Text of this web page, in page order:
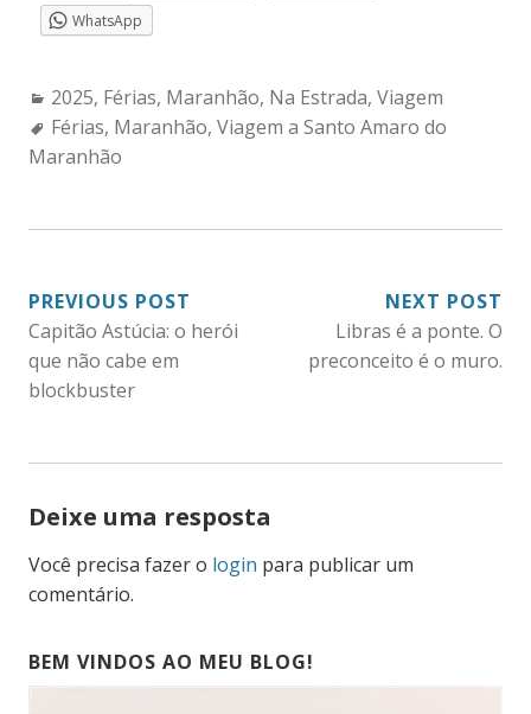
WhatsApp
Categories:
2025, Férias, Maranhão, Na Estrada, Viagem
Tags:
Férias, Maranhão, Viagem a Santo Amaro do
Maranhão
NAVEGAÇÃO
DE
POST
PREVIOUS POST
Capitão Astúcia: o herói
que não cabe em
blockbuster
NEXT POST
Libras é a ponte. O
preconceito é o muro.
Deixe uma resposta
Você precisa fazer o login para publicar um
comentário.
BEM VINDOS AO MEU BLOG!